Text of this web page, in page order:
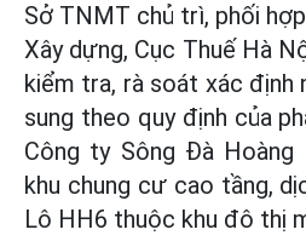
Sở TNMT chủ trì, phối
Xây dựng, Cục Thuế Hà
kiểm tra, rà soát xác định
sung theo quy định của
Công ty Sông Đà
khu chung cư cao tầng,
Lô HH6 thuộc khu đô thị